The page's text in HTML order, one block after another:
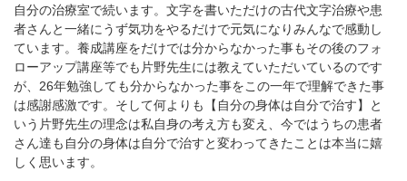
自分の治療室で続います。文字を書いただけの古代文字治療や患
者さんと一緒にうず気功をやるだけで元気になりみんなで感動し
ています。養成講座をだけでは分からなかった事もその後のフォ
ローアップ講座等でも片野先生には教えていただいているのです
が、 26年勉強しても分からなかった事をこの一年で理解できた事
は感謝感激です。そして何よりも【自分の身体は自分で治す】と
いう片野先生の理念は私自身の考え方も変え、今ではうちの患者
さん達も自分の身体は自分で治すと変わってきたことは本当に嬉
しく思います。